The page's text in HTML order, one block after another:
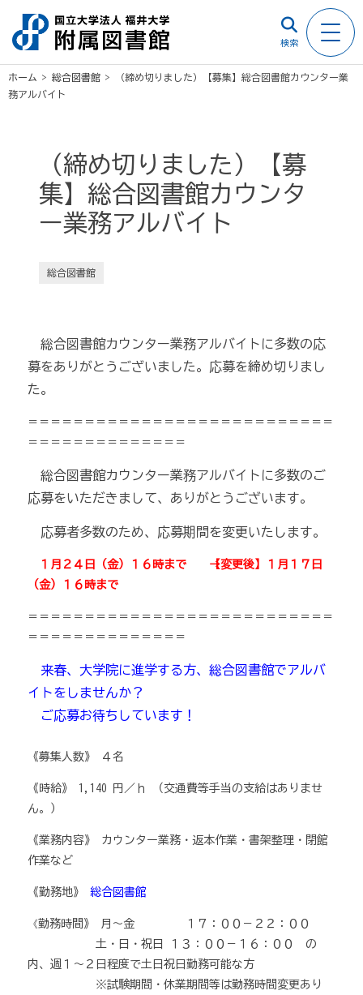
検索
ホーム > 総合図書館 >
（締め切りました）【募集】総合図書館カウンター業
務アルバイト
（締め切りました）【募
集】総合図書館カウンタ
ー業務アルバイト
総合図書館
総合図書館カウンター業務アルバイトに多数の応
募をありがとうございました。応募を締め切りまし
た。
＝＝＝＝＝＝＝＝＝＝＝＝＝＝＝＝＝＝＝＝＝＝＝＝＝＝＝
＝＝＝＝＝＝＝＝＝＝＝＝＝＝
総合図書館カウンター業務アルバイトに多数のご
応募をいただきまして、ありがとうございます。
応募者多数のため、応募期間を変更いたします。
１月２４日（金）１６時まで →【変更後】１月１７日
（金）１６時まで
＝＝＝＝＝＝＝＝＝＝＝＝＝＝＝＝＝＝＝＝＝＝＝＝＝＝＝
＝＝＝＝＝＝＝＝＝＝＝＝＝＝
来春、大学院に進学する方、総合図書館でアルバ
イトをしませんか？
ご応募お待ちしています！
《募集人数》 ４名
《時給》 1,140 円／ｈ （交通費等手当の支給はありませ
ん。）
《業務内容》 カウンター業務・返本作業・書架整理・閉館
作業など
《勤務地》総合図書館
《勤務時間》 月～金 １７：００－２２：００
土・日・祝日 １３：００－１６：００ の
内、週１～２日程度で土日祝日勤務可能な方
※試験期間・休業期間等は勤務時間変更あり